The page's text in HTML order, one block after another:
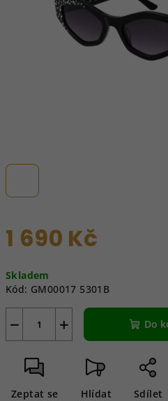
1 690 Kč
cena:
Skladem
Kód: GM00017 5301B
+
− Do
Zeptat se Hlídat Sdílet